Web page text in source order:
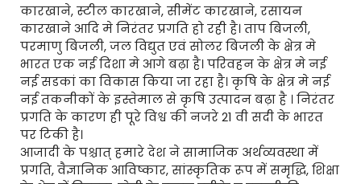
कारखाने, स्टील कारखाने, सीमेंट कारखाने, रसायन
कारखाने आदि मे निरंतर प्रगति हो रही है। ताप बिजली,
परमाणु बिजली, जल विद्युत एवं सोलर बिजली के क्षेत्र मे
भारत एक नई दिशा मे आगे बढ़ा है। परिवहन के क्षेत्र मे नई
नई सडकां का विकास किया जा रहा है। कृषि के क्षेत्र मे नई
नई तकनीकों के इस्तेमाल से कृषि उत्पादन बढ़ा है । निरंतर
प्रगति के कारण ही पूरे विश्व की नजरे 21 वी सदी के भारत
पर टिकी है।
आजादी के पश्चात् हमारे देश ने सामाजिक अर्थव्यवस्था में
प्रगति, वैज्ञानिक आविष्कार, सांस्कृतिक रूप में समृद्धि, शिक्षा